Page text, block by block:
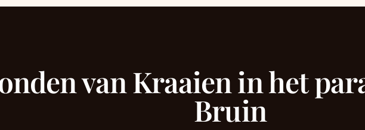
van Kraaien in het
Bruin